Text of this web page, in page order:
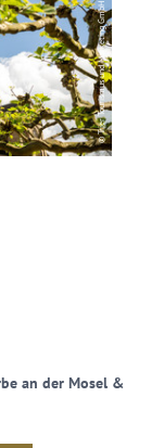
© Trier Tourismus und Marketing GmbH
an der Mosel &